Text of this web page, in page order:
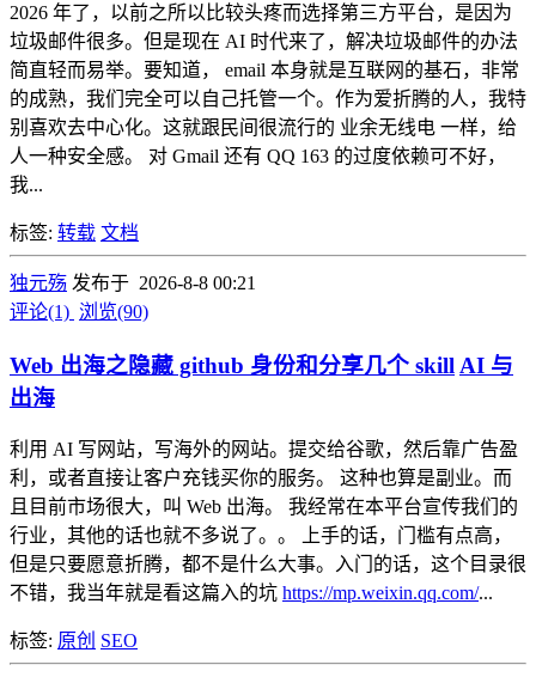
2026 年了，以前之所以比较头疼而选择第三方平台，是因为
垃圾邮件很多。但是现在 AI 时代来了，解决垃圾邮件的办法
简直轻而易举。要知道， email 本身就是互联网的基石，非常
的成熟，我们完全可以自己托管一个。作为爱折腾的人，我特
别喜欢去中心化。这就跟民间很流行的 业余无线电 一样，给
人一种安全感。 对 Gmail 还有 QQ 163 的过度依赖可不好，
我...
标签: 转载 文档
独元殇 发布于 2026-8-8 00:21
评论(1) 浏览(90)
Web 出海之隐藏 github 身份和分享几个 skill AI 与
出海
利用 AI 写网站，写海外的网站。提交给谷歌，然后靠广告盈
利，或者直接让客户充钱买你的服务。 这种也算是副业。而
且目前市场很大，叫 Web 出海。 我经常在本平台宣传我们的
行业，其他的话也就不多说了。。 上手的话，门槛有点高，
但是只要愿意折腾，都不是什么大事。入门的话，这个目录很
不错，我当年就是看这篇入的坑 https://mp.weixin.qq.com/...
标签: 原创 SEO